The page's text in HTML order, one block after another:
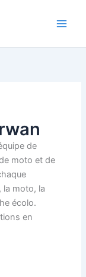
de
moto et de
la moto, la
écolo.
en